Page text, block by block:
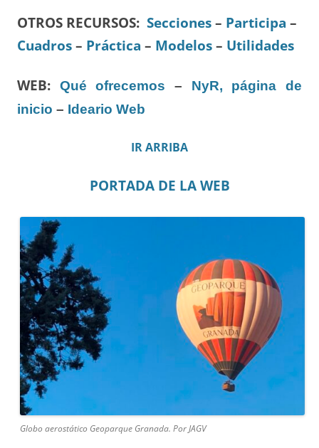
OTROS RECURSOS: Secciones – Participa –
Cuadros – Práctica – Modelos – Utilidades
WEB: Qué ofrecemos – NyR, página de
inicio – Ideario Web
IR ARRIBA
PORTADA DE LA WEB
Globo aerostático Geoparque Granada. Por JAGV